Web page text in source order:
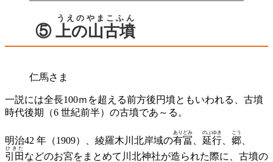
⑤ 上の山古墳
うえのやまこふん
仁馬さま
一説には全長100ｍを超える前方後円墳ともいわれる、古墳
時代後期（6 世紀前半）の古墳であ～る。
明治42 年（1909）、綾羅木川北岸域の有冨
ありどみ
延行
のぶゆき
郷
ごう
引田
ひきた
などのお宮をまとめて川北神社が造られた際に、古墳の